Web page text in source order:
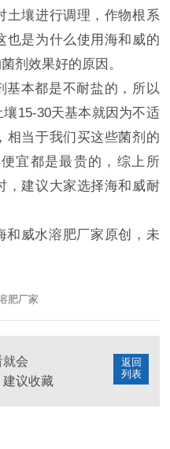
土壤进行调理，作物根系
也是为什么使用海和威的
剂效果好的原因。
基本都是不耐盐的，所以
15-30天基本就因为不适
相当于我们买这些菌剂的
宜都是最贵的，综上所
，建议大家选择海和威耐
和威水溶肥厂家原创，未
肥厂家
返回
列表
会
建议收藏